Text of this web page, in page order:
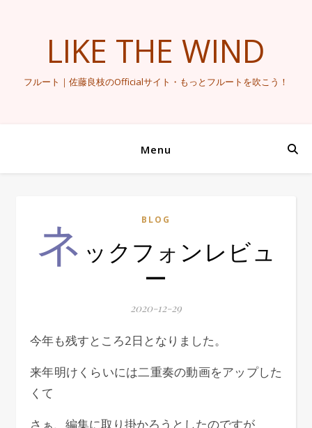
LIKE THE WIND
フルート｜佐藤良枝のOfficialサイト・もっとフルートを吹こう！
Menu
BLOG
ネ ックフォンレビュ
ー
2020-12-29
今年も残すところ2日となりました。
来年明けくらいには二重奏の動画をアップした
くて
さぁ、編集に取り掛かろうとしたのですが